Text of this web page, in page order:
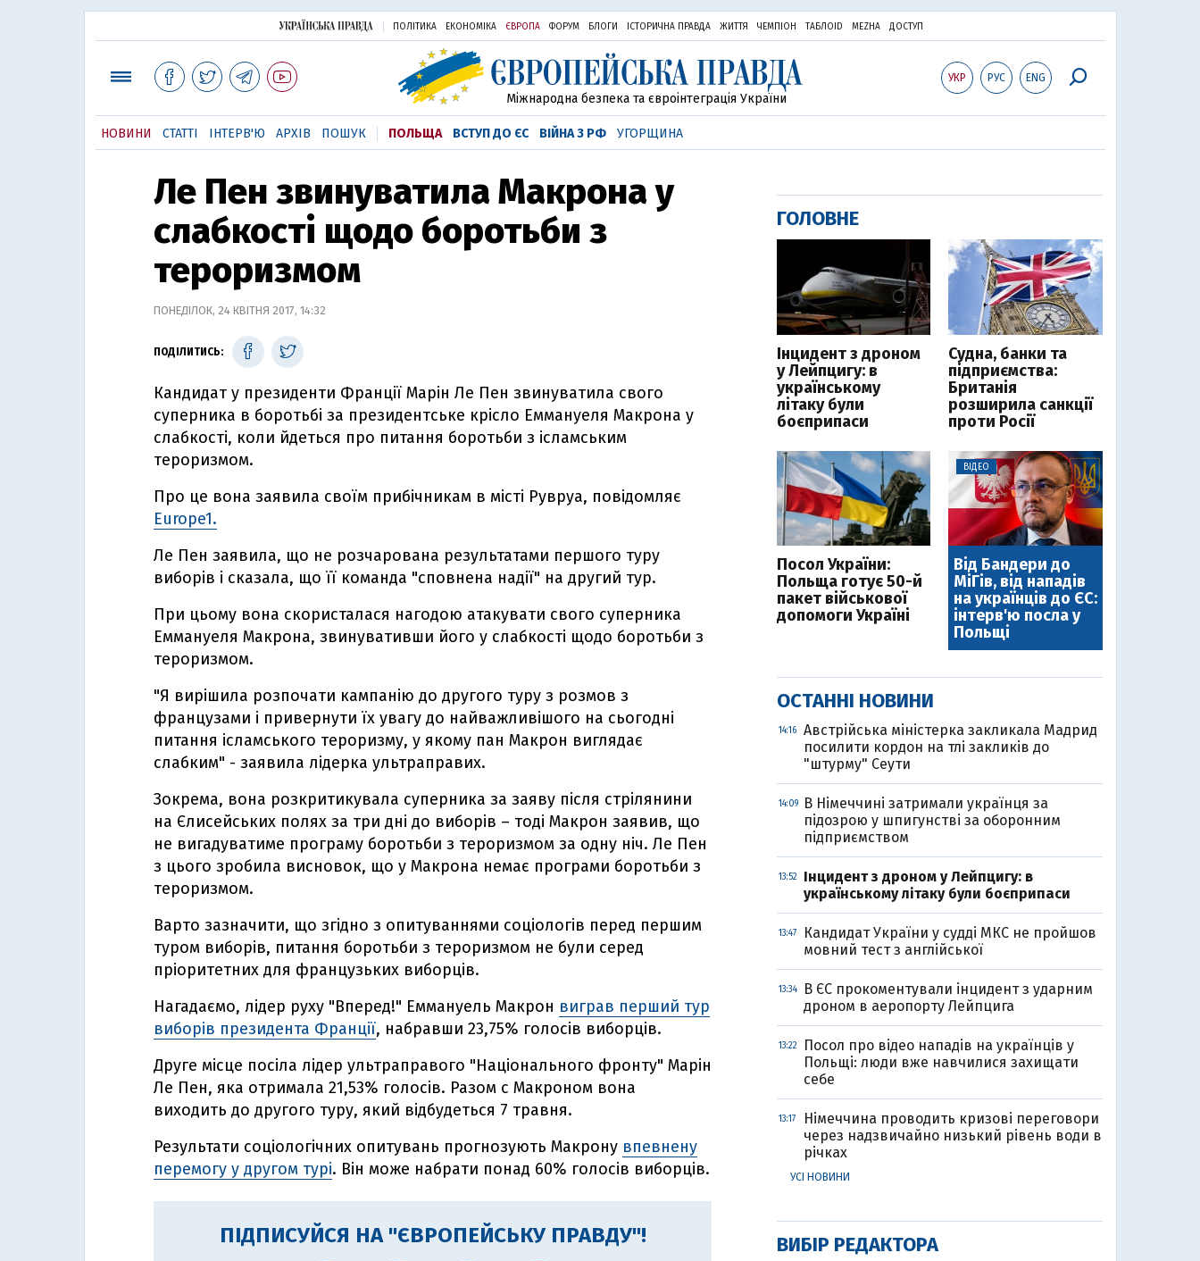
ПОЛІТИКА ЕКОНОМІКА ЄВРОПА ФОРУМ БЛОГИ ІСТОРИЧНА ПРАВДА ЖИТТЯ ЧЕМПІОН ТАБЛОID MEZHA ДОСТУП
УКР РУС ENG
Міжнародна безпека та євроінтеграція України
НОВИНИ СТАТТІ ІНТЕРВ'Ю АРХІВ ПОШУК ПОЛЬЩА ВСТУП ДО ЄС ВІЙНА З РФ УГОРЩИНА
Ле Пен звинуватила Макрона у
слабкості щодо боротьби з
тероризмом
ПОНЕДІЛОК, 24 КВІТНЯ 2017, 14:32
ПОДІЛИТИСЬ:
Кандидат у президенти Франції Марін Ле Пен звинуватила свого
суперника в боротьбі за президентське крісло Еммануеля Макрона у
слабкості, коли йдеться про питання боротьби з ісламським
тероризмом.
Про це вона заявила своїм прибічникам в місті Рувруа, повідомляє
Europe1.
Ле Пен заявила, що не розчарована результатами першого туру
виборів і сказала, що її команда "сповнена надії" на другий тур.
При цьому вона скористалася нагодою атакувати свого суперника
Еммануеля Макрона, звинувативши його у слабкості щодо боротьби з
тероризмом.
"Я вирішила розпочати кампанію до другого туру з розмов з
французами і привернути їх увагу до найважливішого на сьогодні
питання ісламського тероризму, у якому пан Макрон виглядає
слабким" - заявила лідерка ультраправих.
Зокрема, вона розкритикувала суперника за заяву після стрілянини
на Єлисейських полях за три дні до виборів – тоді Макрон заявив, що
не вигадуватиме програму боротьби з тероризмом за одну ніч. Ле Пен
з цього зробила висновок, що у Макрона немає програми боротьби з
тероризмом.
Варто зазначити, що згідно з опитуваннями соціологів перед першим
туром виборів, питання боротьби з тероризмом не були серед
пріоритетних для французьких виборців.
Нагадаємо, лідер руху "Вперед!" Еммануель Макрон виграв перший тур
виборів президента Франції, набравши 23,75% голосів виборців.
Друге місце посіла лідер ультраправого "Національного фронту" Марін
Ле Пен, яка отримала 21,53% голосів. Разом с Макроном вона
виходить до другого туру, який відбудеться 7 травня.
Результати соціологічних опитувань прогнозують Макрону впевнену
перемогу у другом турі. Він може набрати понад 60% голосів виборців.
ПІДПИСУЙСЯ НА "ЄВРОПЕЙСЬКУ ПРАВДУ"!
ГОЛОВНЕ
Інцидент з дроном
у Лейпцигу: в
українському
літаку були
боєприпаси
Судна, банки та
підприємства:
Британія
розширила санкції
проти Росії
Посол України:
Польща готує 50-й
пакет військової
допомоги Україні
ВІДЕО
Від Бандери до
МіГів, від нападів
на українців до ЄС:
інтерв'ю посла у
Польщі
ОСТАННІ НОВИНИ
14:16
Австрійська міністерка закликала Мадрид
посилити кордон на тлі закликів до
"штурму" Сеути
14:09
В Німеччині затримали українця за
підозрою у шпигунстві за оборонним
підприємством
13:52
Інцидент з дроном у Лейпцигу: в
українському літаку були боєприпаси
13:47
Кандидат України у судді МКС не пройшов
мовний тест з англійської
13:34
В ЄС прокоментували інцидент з ударним
дроном в аеропорту Лейпцига
13:22
Посол про відео нападів на українців у
Польщі: люди вже навчилися захищати
себе
13:17
Німеччина проводить кризові переговори
через надзвичайно низький рівень води в
річках
УСІ НОВИНИ
ВИБІР РЕДАКТОРА